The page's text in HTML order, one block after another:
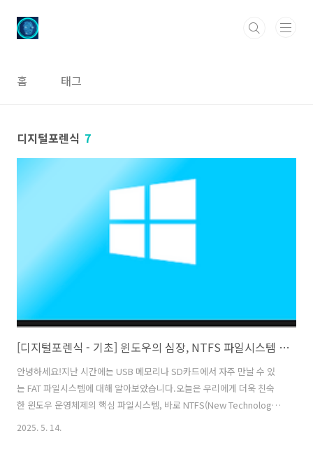
홈 태그
디지털포렌식 7
[디지털포렌식 - 기초] 윈도우의 심장, NTFS 파일시스템 들여다보기
안녕하세요!지난 시간에는 USB 메모리나 SD카드에서 자주 만날 수 있
는 FAT 파일시스템에 대해 알아보았습니다.오늘은 우리에게 더욱 친숙
한 윈도우 운영체제의 핵심 파일시스템, 바로 NTFS(New Technology
File System)에 대해 깊이 있게 들여다보는 시간을 갖겠습니다.우리가
2025. 5. 14.